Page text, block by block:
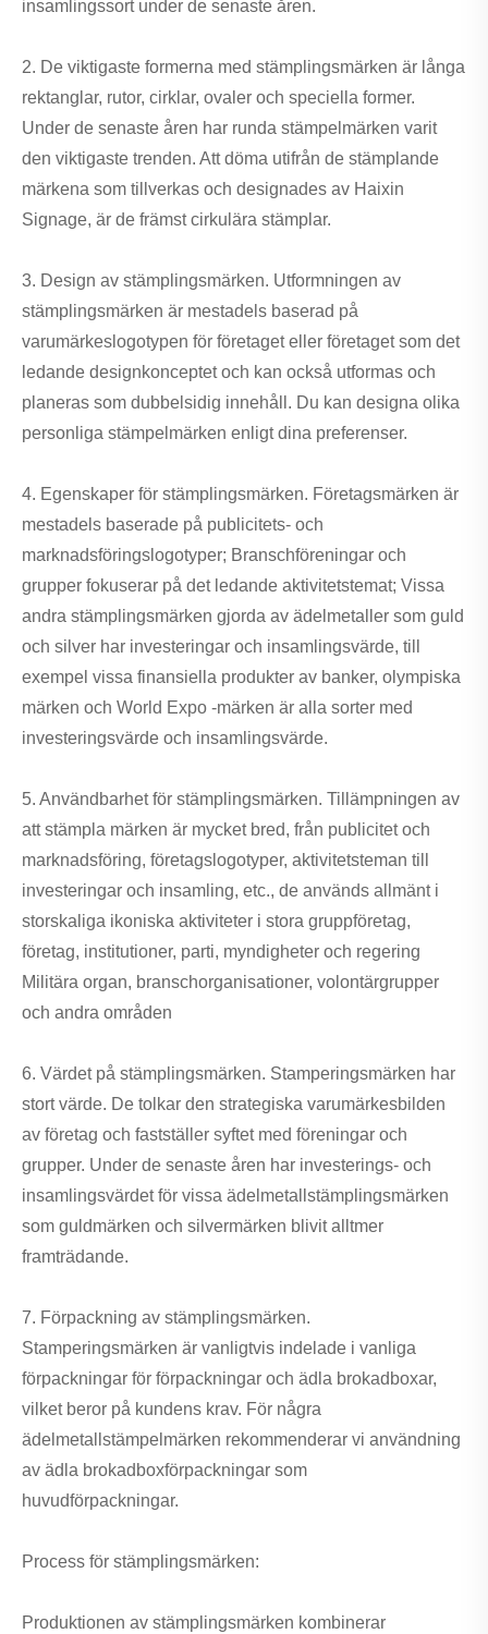
insamlingssort under de senaste åren.
2. De viktigaste formerna med stämplingsmärken är långa
rektanglar, rutor, cirklar, ovaler och speciella former.
Under de senaste åren har runda stämpelmärken varit
den viktigaste trenden. Att döma utifrån de stämplande
märkena som tillverkas och designades av Haixin
Signage, är de främst cirkulära stämplar.
3. Design av stämplingsmärken. Utformningen av
stämplingsmärken är mestadels baserad på
varumärkeslogotypen för företaget eller företaget som det
ledande designkonceptet och kan också utformas och
planeras som dubbelsidig innehåll. Du kan designa olika
personliga stämpelmärken enligt dina preferenser.
4. Egenskaper för stämplingsmärken. Företagsmärken är
mestadels baserade på publicitets- och
marknadsföringslogotyper; Branschföreningar och
grupper fokuserar på det ledande aktivitetstemat; Vissa
andra stämplingsmärken gjorda av ädelmetaller som guld
och silver har investeringar och insamlingsvärde, till
exempel vissa finansiella produkter av banker, olympiska
märken och World Expo -märken är alla sorter med
investeringsvärde och insamlingsvärde.
5. Användbarhet för stämplingsmärken. Tillämpningen av
att stämpla märken är mycket bred, från publicitet och
marknadsföring, företagslogotyper, aktivitetsteman till
investeringar och insamling, etc., de används allmänt i
storskaliga ikoniska aktiviteter i stora gruppföretag,
företag, institutioner, parti, myndigheter och regering
Militära organ, branschorganisationer, volontärgrupper
och andra områden
6. Värdet på stämplingsmärken. Stamperingsmärken har
stort värde. De tolkar den strategiska varumärkesbilden
av företag och fastställer syftet med föreningar och
grupper. Under de senaste åren har investerings- och
insamlingsvärdet för vissa ädelmetallstämplingsmärken
som guldmärken och silvermärken blivit alltmer
framträdande.
7. Förpackning av stämplingsmärken.
Stamperingsmärken är vanligtvis indelade i vanliga
förpackningar för förpackningar och ädla brokadboxar,
vilket beror på kundens krav. För några
ädelmetallstämpelmärken rekommenderar vi användning
av ädla brokadboxförpackningar som
huvudförpackningar.
Process för stämplingsmärken:
Produktionen av stämplingsmärken kombinerar